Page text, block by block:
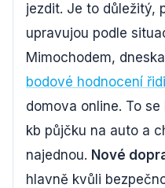
jezdit. Je to důležitý,
upravujou podle
Mimochodem,
bodové hodnocení
domova online. To
kb půjčku na auto a
najednou. Nové
hlavně kvůli